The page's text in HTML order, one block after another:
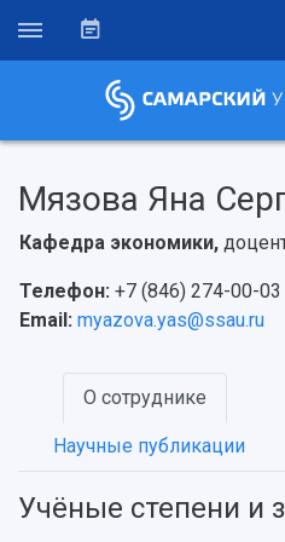
НАЗАД
История
Главные новости
Почему я выбираю
Основные научные
Мязова Яна
Кафедра экономики,
Телефон: +7 (846) 274-00-03
Email: myazova.yas@ssau.ru
О сотруднике
Научные публикации
Учёные степени и